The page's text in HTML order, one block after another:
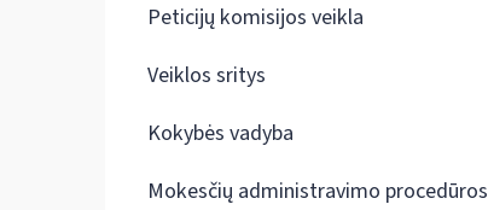
Peticijų komisijos veikla
Veiklos sritys
Kokybės vadyba
Mokesčių administravimo procedūros